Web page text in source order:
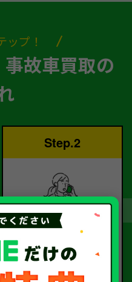
ップ！
故車買取の
Step.2
査定
査定のプロが
お電話で回答いたしま
す。